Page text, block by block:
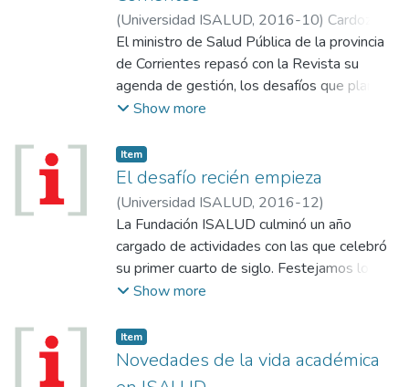
totalidad próximamente. Los autores
agradecen a Juan Saubidet (ISALUD) por su
colaboración en el proceso de recolección y
análisis de la información, como así también
al personal de los juzgados consultados por
brindar dicha información. Agradecen
también a la Dra. Claudia Madies
(CEDSABIO, ISALUD) por la revisión final
del documento y sus valiosos comentarios y
aportes.
(Universidad ISALUD, 2016-10) Cardozo,
Ricardo Alberto
El ministro de Salud Pública de la provincia
de Corrientes repasó con la Revista su
agenda de gestión, los desafíos que plantea
el sistema en la provincia y el objetivo de
infantil; el problema de los recursos y la
escasez de talento.
Show more
Item
El desafío recién empieza
(Universidad ISALUD, 2016-12)
La Fundación ISALUD culminó un año
cargado de actividades con las que celebró
su primer cuarto de siglo. Festejamos lo
hecho: diez carreras de grado y 16 de
alumnos actualmente en curso, 720
convenios –entre ellos 37 con
universidades extranjeras–, 43 libros y más
Show more
Item
Novedades de la vida académica